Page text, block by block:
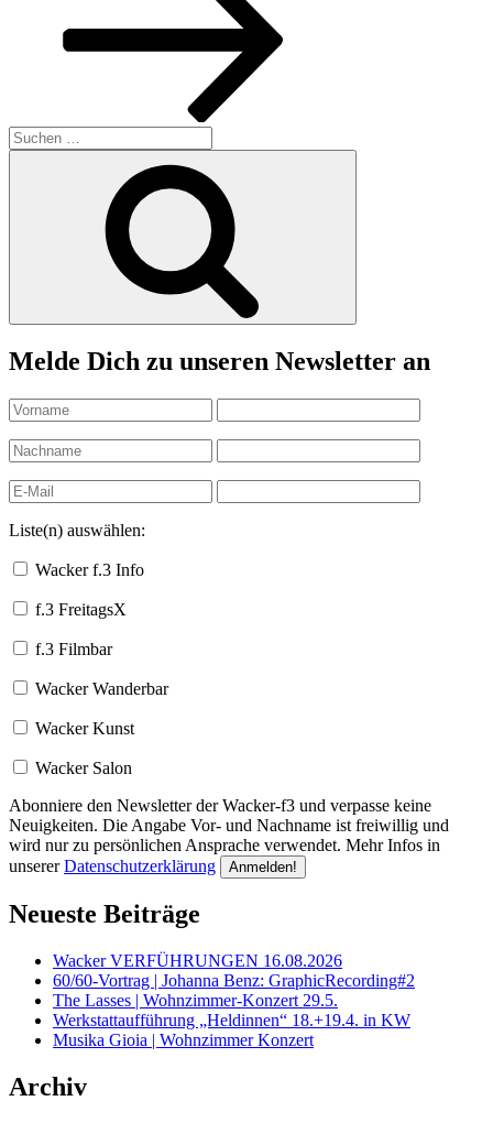
Suchen
nach:
Melde Dich zu unseren Newsletter an
Liste(n) auswählen:
Wacker f.3 Info
f.3 FreitagsX
f.3 Filmbar
Wacker Wanderbar
Wacker Kunst
Wacker Salon
Abonniere den Newsletter der Wacker-f3 und verpasse keine
Neuigkeiten. Die Angabe Vor- und Nachname ist freiwillig und
wird nur zu persönlichen Ansprache verwendet. Mehr Infos in
unsererDatenschutzerklärung
Neueste Beiträge
Wacker VERFÜHRUNGEN 16.08.2026
60/60-Vortrag | Johanna Benz: GraphicRecording#2
The Lasses | Wohnzimmer-Konzert 29.5.
Werkstattaufführung „Heldinnen“ 18.+19.4. in KW
Musika Gioia | Wohnzimmer Konzert
Archiv